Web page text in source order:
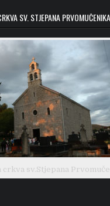
SV. STJEPANA PRVOMUČENIKA
crkva sv.Stjepana